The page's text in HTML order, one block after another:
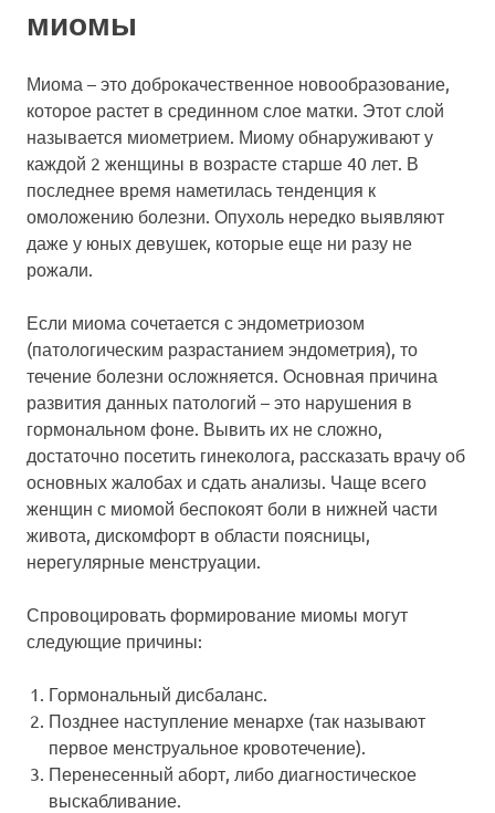
миомы
Миома – это доброкачественное новообразование,
которое растет в срединном слое матки. Этот слой
называется миометрием. Миому обнаруживают у
каждой 2 женщины в возрасте старше 40 лет. В
последнее время наметилась тенденция к
омоложению болезни. Опухоль нередко выявляют
даже у юных девушек, которые еще ни разу не
рожали.
Если миома сочетается с эндометриозом
(патологическим разрастанием эндометрия), то
течение болезни осложняется. Основная причина
развития данных патологий – это нарушения в
гормональном фоне. Вывить их не сложно,
достаточно посетить гинеколога, рассказать врачу об
основных жалобах и сдать анализы. Чаще всего
женщин с миомой беспокоят боли в нижней части
живота, дискомфорт в области поясницы,
нерегулярные менструации.
Спровоцировать формирование миомы могут
следующие причины:
Гормональный дисбаланс.
Позднее наступление менархе (так называют
первое менструальное кровотечение).
Перенесенный аборт, либо диагностическое
выскабливание.